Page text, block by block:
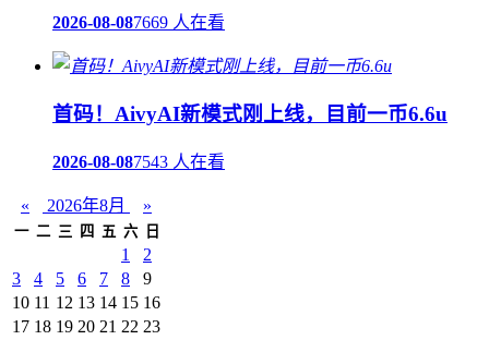
2026-08-087669 人在看
首码！AivyAI新模式刚上线，目前一币6.6u
2026-08-087543 人在看
« 2026年8月 »
一 二 三 四 五 六 日
1
2
3
4 5 6 7 8
9
10 11 12 13 14 15 16
17 18 19 20 21 22 23